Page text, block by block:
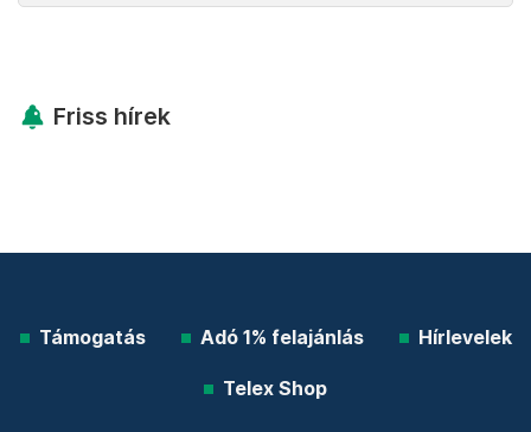
Friss hírek
Támogatás Adó 1% felajánlás Hírlevelek
Telex Shop